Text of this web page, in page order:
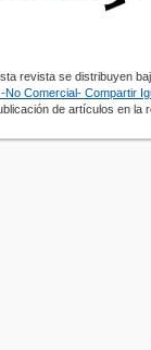
revista se distribuyen
Comercial- Compartir
de artículos en la